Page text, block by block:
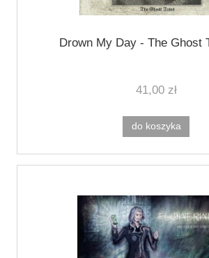
Drown My Day - The Ghost
41,00 zł
do koszyka